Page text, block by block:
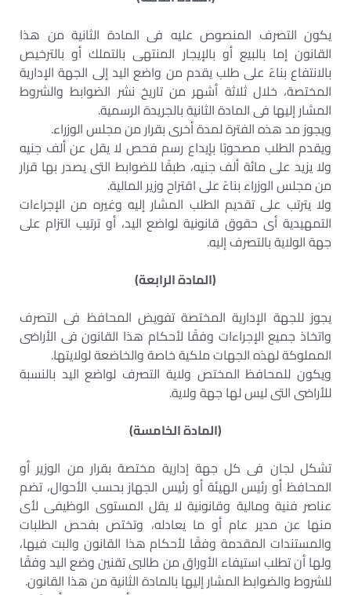
يكون التصرف المنصوص عليه فى المادة الثانية من هذا
القانون إما بالبيع أو بالإيجار المنتهى بالتملك أو بالترخيص
بالانتفاع بناءً على طلب يقدم من واضع اليد إلى الجهة الإدارية
المختصة، خلال ثلاثة أشهر من تاريخ نشر الضوابط والشروط
المشار إليها فى المادة الثانية بالجريدة الرسمية.
ويجوز مد هذه الفترة لمدة أخرى بقرار من مجلس الوزراء.
ويقدم الطلب مصحوبًا بإيداع رسم فحص لا يقل عن ألف جنيه
ولا يزيد على مائة ألف جنيه، طبقًا للضوابط التى يصدر بها قرار
من مجلس الوزراء بناءً على اقتراح وزير المالية.
ولا يترتب على تقديم الطلب المشار إليه وغيره من الإجراءات
التمهيدية أى حقوق قانونية لواضع اليد، أو ترتيب التزام على
جهة الولاية بالتصرف إليه.
(المادة الرابعة)
يجوز للجهة الإدارية المختصة تفويض المحافظ فى التصرف
واتخاذ جميع الإجراءات وفقًا لأحكام هذا القانون فى الأراضى
المملوكة لهذه الجهات ملكية خاصة والخاضعة لولايتها.
ويكون للمحافظ المختص ولاية التصرف لواضع اليد بالنسبة
للأراضى التى ليس لها جهة ولاية.
(المادة الخامسة)
تشكل لجان فى كل جهة إدارية مختصة بقرار من الوزير أو
المحافظ أو رئيس الهيئة أو رئيس الجهاز بحسب الأحوال، تضم
عناصر فنية ومالية وقانونية لا يقل المستوى الوظيفى لأى
منها عن مدير عام أو ما يعادله، وتختص بفحص الطلبات
والمستندات المقدمة وفقًا لأحكام هذا القانون والبت فيها،
ولها أن تطلب استيفاء الأوراق من طالبى تقنين وضع اليد وفقًا
للشروط والضوابط المشار إليها بالمادة الثانية من هذا القانون.